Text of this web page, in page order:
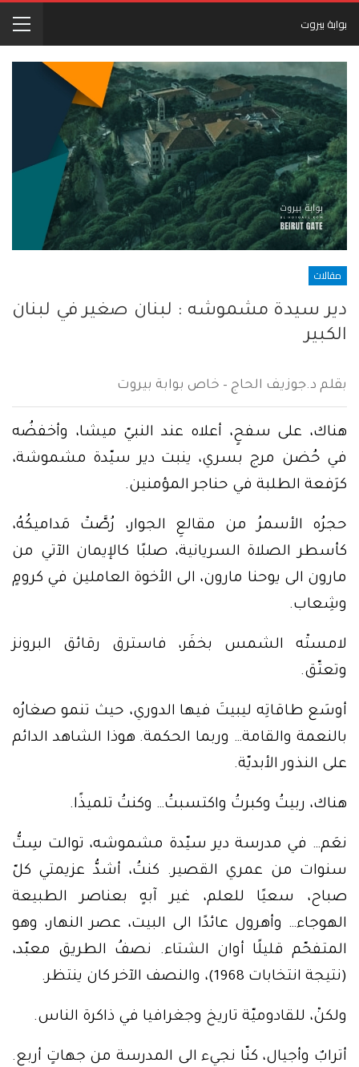
بوابة بيروت
مقالات
دير سيدة مشموشه : لبنان صغير في لبنان
الكبير
بقلم د.جوزيف الحاج – خاص بوابة بيروت
هناك، على سفحٍ، أعلاه عند النبيّ ميشا، وأخفضُه
في حُضن مرج بسري، ينبت دير سيّدة مشموشة،
كرَفعة الطلبة في حناجر المؤمنين.
حجرُه الأسمرُ من مقالعِ الجوار، رُصَّتْ مَداميكُهُ،
كأسطر الصلاة السريانية، صلبًا كالإيمان الآتي من
مارون الى يوحنا مارون، الى الأخوة العاملين في كرومٍ
وشِعاب.
لامستْه الشمس بخفَر، فاسترق رقائق البرونز
وتعتّق.
أوسَع طاقاتِه ليبيتَ فيها الدوري، حيث تنمو صغارُه
بالنعمة والقامة… وربما الحكمة. هوذا الشاهد الدائم
على النذور الأبديّة.
هناك، ربيتُ وكبرتُ واكتسبتُ… وكنتُ تلميذًا.
نعَم… في مدرسة دير سيّدة مشموشه، توالت سِتُّ
سنوات من عمري القصير. كنتُ، أشدُّ عزيمتي كلّ
صباح، سعيًا للعلم، غير آبهٍ بعناصر الطبيعة
الهوجاء… وأهرول عائدًا الى البيت، عصر النهار، وهو
المتفحّم قليلًا أوان الشتاء. نصفُ الطريق معبّد،
(نتيجة انتخابات 1968)، والنصف الآخر كان ينتظر.
ولكنْ، للقادوميّة تاريخ وجغرافيا في ذاكرة الناس.
أترابٌ وأجيال، كنّا نجيء الى المدرسة من جهاتٍ أربع.